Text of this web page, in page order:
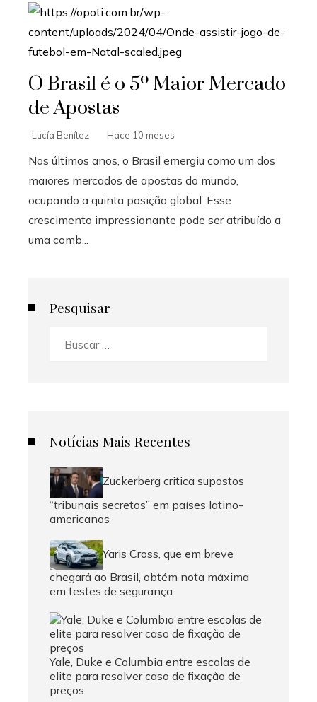
O Brasil é o 5º Maior Mercado
de Apostas
Lucía Benítez Hace 10 meses
Nos últimos anos, o Brasil emergiu como um dos
maiores mercados de apostas do mundo,
ocupando a quinta posição global. Esse
crescimento impressionante pode ser atribuído a
uma comb...
Pesquisar
Notícias Mais Recentes
Zuckerberg critica supostos
“tribunais secretos” em países latino-
americanos
Yaris Cross, que em breve
chegará ao Brasil, obtém nota máxima
em testes de segurança
Yale, Duke e Columbia entre escolas de
elite para resolver caso de fixação de
preços